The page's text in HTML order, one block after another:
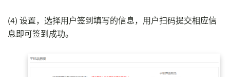
(4) 设置，选择用户签到填写的信息，用户扫码提交相应信
息即可签到成功。